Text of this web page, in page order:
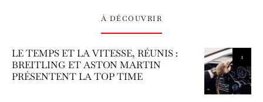
À DÉCOUVRIR
1
LE TEMPS ET LA VITESSE, RÉUNIS :
BREITLING ET ASTON MARTIN
PRÉSENTENT LA TOP TIME